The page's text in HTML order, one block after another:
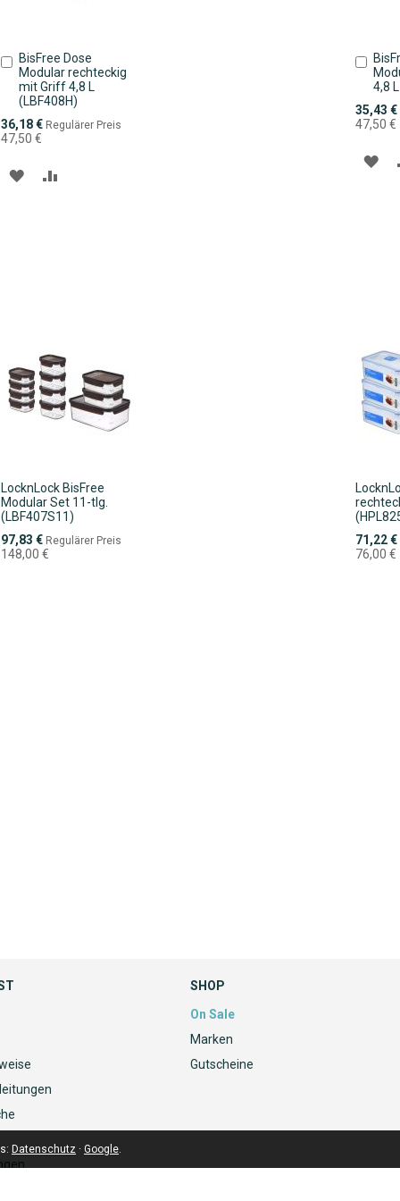
BisFree Dose
Modular rechteckig
mit Griff 4,8 L
(LBF408H)
Sonderpreis
36,18 € Regulärer Preis
47,50 €
In
den
Warenkorb
ZUR
4,8
35,43 €
47,50 €
In
den
LocknLock BisFree
Modular Set 11-tlg.
(LBF407S11)
Sonderpreis
97,83 € Regulärer Preis
148,00 €
71,22 €
76,00 €
SHOP
On Sale
Marken
Gutscheine
Datenschutz · Google.